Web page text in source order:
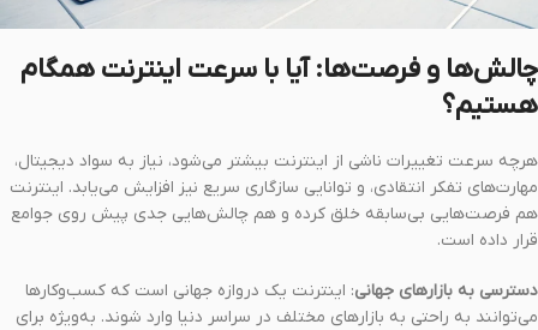
چالش‌ها و فرصت‌ها: آیا با سرعت اینترنت همگام
هستیم؟
هرچه سرعت تغییرات ناشی از اینترنت بیشتر می‌شود، نیاز به سواد دیجیتال،
مهارت‌های تفکر انتقادی، و توانایی سازگاری سریع نیز افزایش می‌یابد. اینترنت
هم فرصت‌هایی بی‌سابقه خلق کرده و هم چالش‌هایی جدی پیش روی جوامع
قرار داده است.
دسترسی به بازارهای جهانی: اینترنت یک دروازه جهانی است که کسب‌وکارها
می‌توانند به راحتی به بازارهای مختلف در سراسر دنیا وارد شوند. به‌ویژه برای